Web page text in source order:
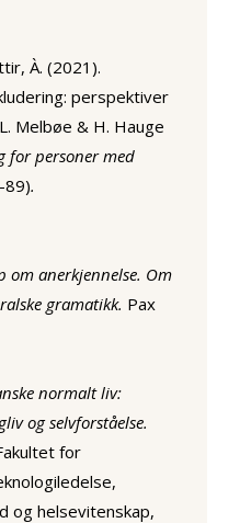
À. (2021).
perspektiver
Melbøe & H. Hauge
for personer med
89).
om anerkjennelse. Om
gramatikk. Pax
normalt liv:
og selvforståelse.
for
og helsevitenskap,